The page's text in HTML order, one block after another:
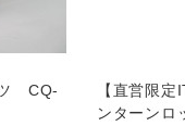
ツ CQ-
【直営限
ンターン